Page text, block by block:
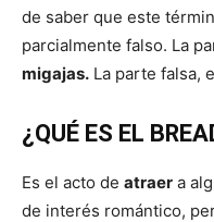
de saber que este
parcialmente falso. La
migajas. La parte falsa,
¿QUÉ ES EL
Es el acto de atraer a
de interés romántico,